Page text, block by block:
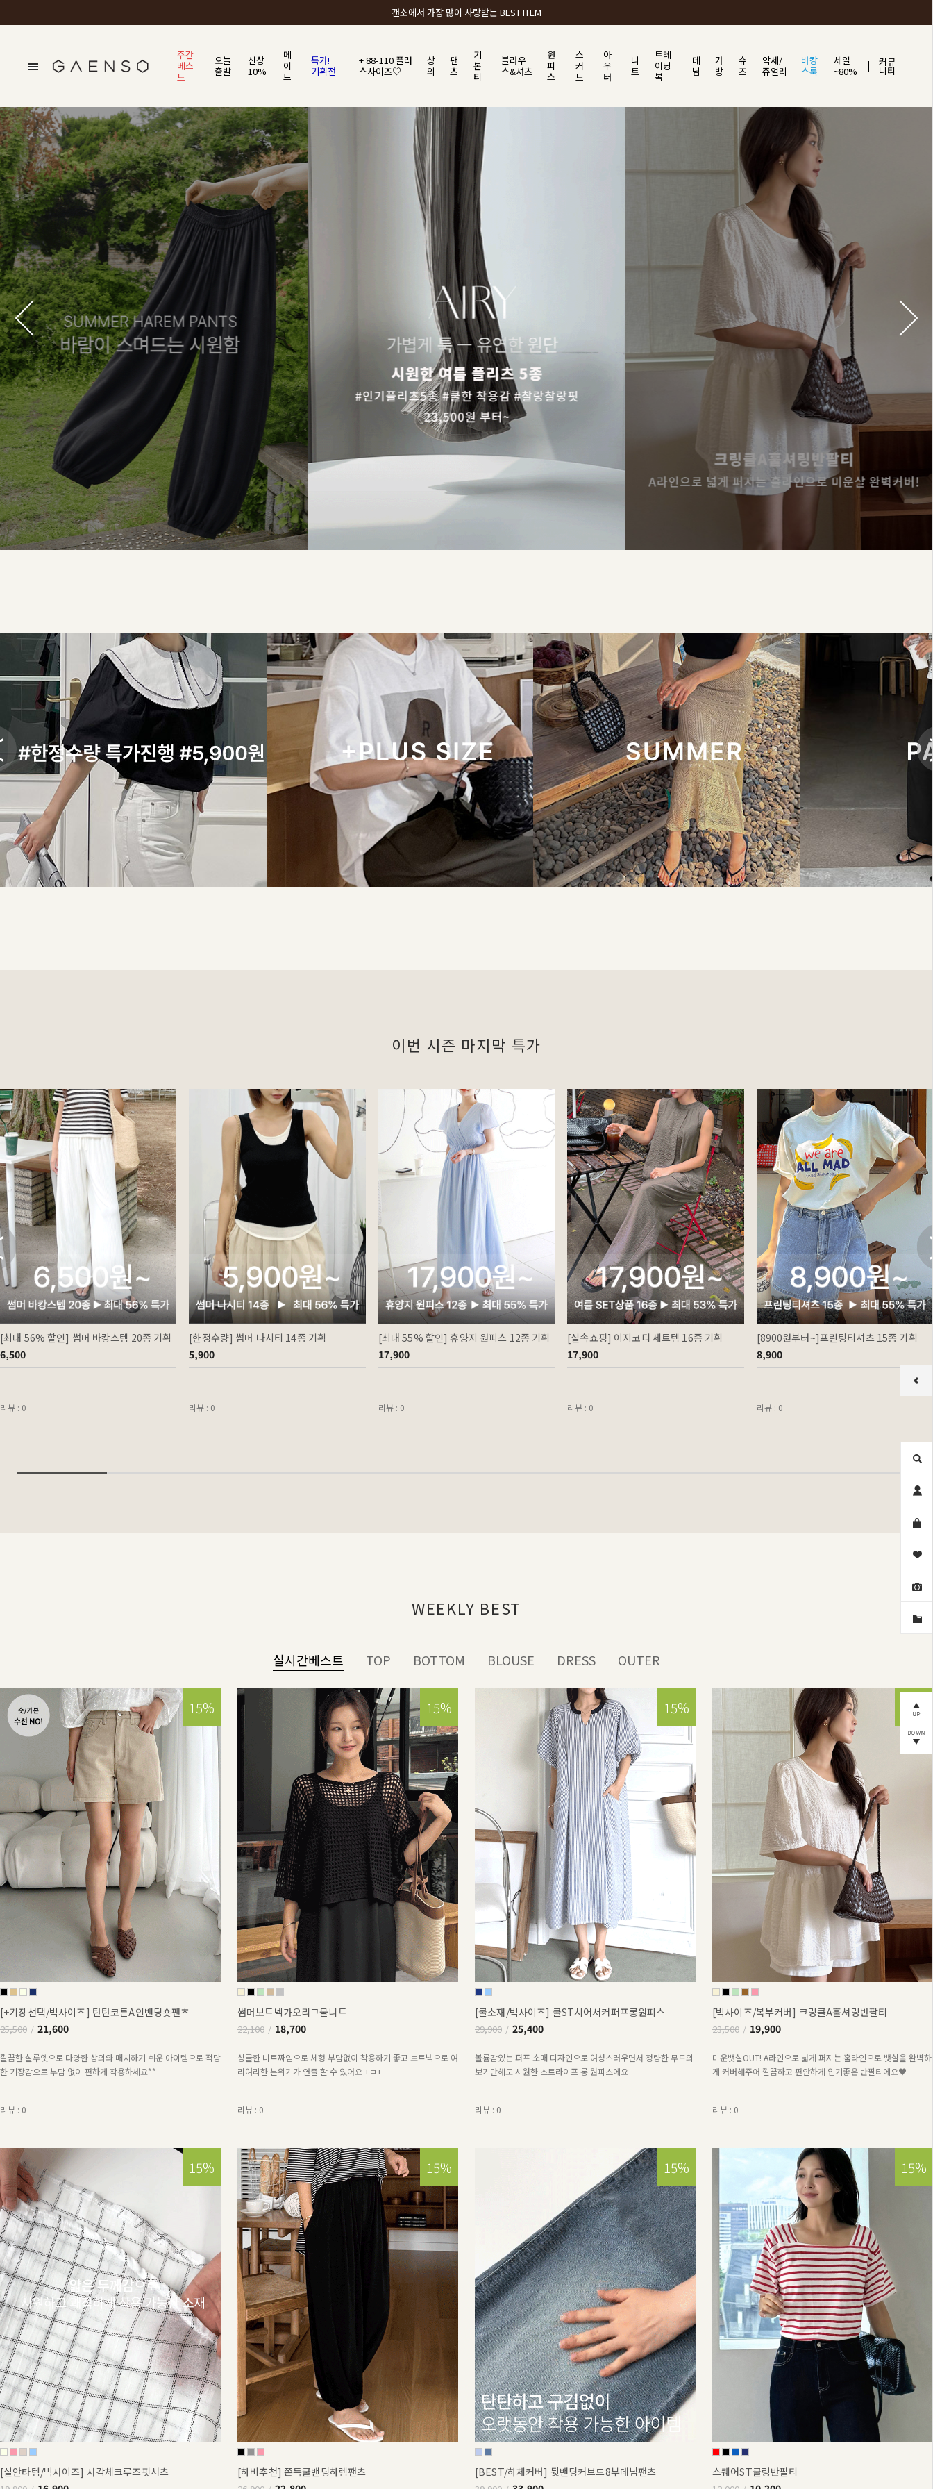
갠소에서 가장 많이 사랑받는 BEST ITEM
주간
베스
트
오늘
출발
신상
10%
메
이
드
특가!
기획전
+ 88-110 플러
스사이즈♡
상
의
팬
츠
기
본
티
블라우
스&셔츠
원
피
스
스
커
트
아
우
터
니
트
트레
이닝
복
데
님
가
방
슈
즈
악세/
쥬얼리
바캉
스룩
세일
~80%
커뮤
니티
이번 시즌 마지막 특가
[최대 56% 할인] 썸머 바캉스템 20종 기획
6,500
리뷰 : 0
[한정수량] 썸머 나시티 14종 기획
5,900
리뷰 : 0
[최대 55% 할인] 휴양지 원피스 12종 기획
17,900
리뷰 : 0
[실속쇼핑] 이지코디 세트템 16종 기획
17,900
리뷰 : 0
[8900원부터~]프린팅티셔츠 15종 기획
8,900
리뷰 : 0
WEEKLY BEST
실시간베스트 TOP BOTTOM BLOUSE DRESS OUTER
15%
[+기장선택/빅사이즈] 탄탄코튼A인밴딩숏팬츠
25,500 21,600
깔끔한 실루엣으로 다양한 상의와 매치하기 쉬운 아이템으로 적당
한 기장감으로 부담 없이 편하게 착용하세요**
리뷰 : 0
15%
썸머보트넥가오리그물니트
22,100 18,700
성글한 니트짜임으로 체형 부담없이 착용하기 좋고 보트넥으로 여
리여리한 분위기가 연출 할 수 있어요 +ㅁ+
리뷰 : 0
15%
[쿨소재/빅사이즈] 쿨ST시어서커퍼프롱원피스
29,900 25,400
볼륨감있는 퍼프 소매 디자인으로 여성스러우면서 청량한 무드의
보기만해도 시원한 스트라이프 롱 원피스에요
리뷰 : 0
15%
[빅사이즈/복부커버] 크링클A훌셔링반팔티
23,500 19,900
미운뱃살OUT! A라인으로 넓게 퍼지는 훌라인으로 뱃살을 완벽하
게 커버해주어 깔끔하고 편안하게 입기좋은 반팔티에요♥
리뷰 : 0
15%
[살안타템/빅사이즈] 사각체크루즈핏셔츠
15%
[하비추천] 쫀득쿨밴딩하렘팬츠
15%
[BEST/하체커버] 뒷밴딩커브드8부데님팬츠
15%
스퀘어ST쿨링반팔티